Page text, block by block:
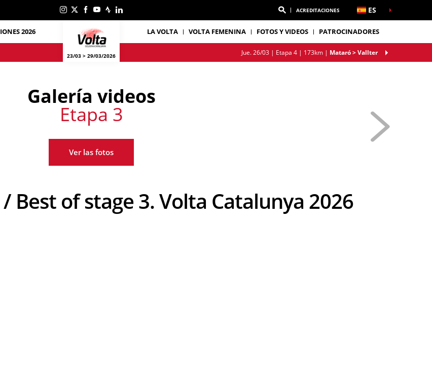
ACREDITACIONES ES
2026
23/03 > 29/03/2026
LA VOLTA VOLTA FEMENINA FOTOS Y VIDEOS PATROCINADORES
Jue. 26/03 | Etapa 4 | 173km | Mataró > Vallter
Galería videos
Etapa 3
Ver las fotos
Best of stage 3. Volta Catalunya 2026